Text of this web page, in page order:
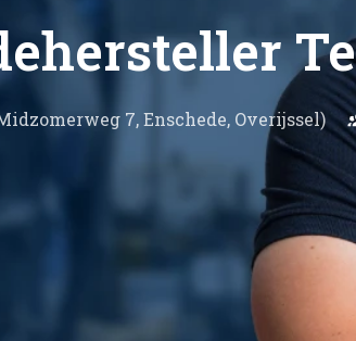
7,Enschede, Overijssel)